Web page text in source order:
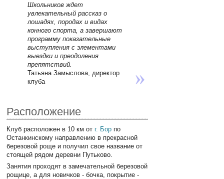
Школьников ждет
увлекательный рассказ о
лошадях, породах и видах
конного спорта, а завершают
программу показательные
выступления с элементами
выездки и преодоления
препятствий.
Татьяна Замыслова, директор
клуба
Расположение
Клуб расположен в 10 км от г. Бор по
Останкинскому направлению в прекрасной
березовой роще и получил свое название от
стоящей рядом деревни Путьково.
Занятия проходят в замечательной березовой
рощице, а для новичков - бочка, покрытие -